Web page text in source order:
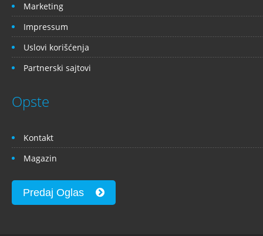
Marketing
Impressum
Uslovi korišćenja
Partnerski sajtovi
Opste
Kontakt
Magazin
Predaj Oglas